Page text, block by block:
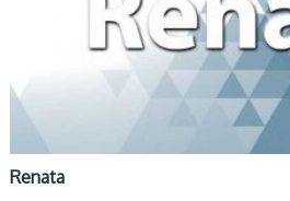
Renata